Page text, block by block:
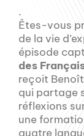
.
Êtes-vous
de la vie
épisode
des
reçoit
qui partage
réflexions
une
quatre